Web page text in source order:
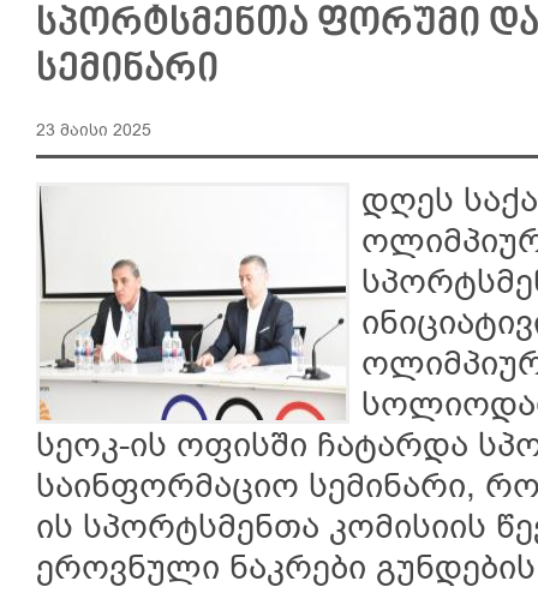
სპორტსმენთა ფორუმი
სემინარი
23 მაისი 2025
დღეს
სეოკ-ის ოფისში ჩატარდა
საინფორმაციო სემინარი,
ის სპორტსმენთა კომისიის
ეროვნული ნაკრები